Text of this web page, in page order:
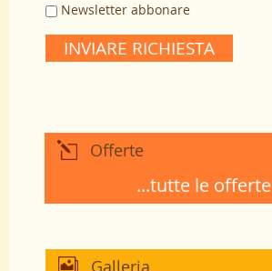
Newsletter abbonare
INVIARE RICHIESTA
Offerte
...tutte le offerte
Galleria